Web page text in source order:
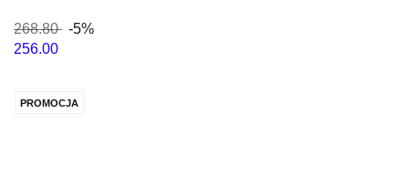
268.80
-5%
256.00
PROMOCJA